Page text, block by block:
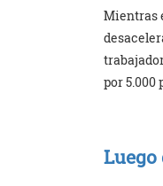
Mientras
por